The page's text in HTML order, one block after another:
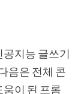
지능 글쓰기
음은 전체 콘
이 된 프롬